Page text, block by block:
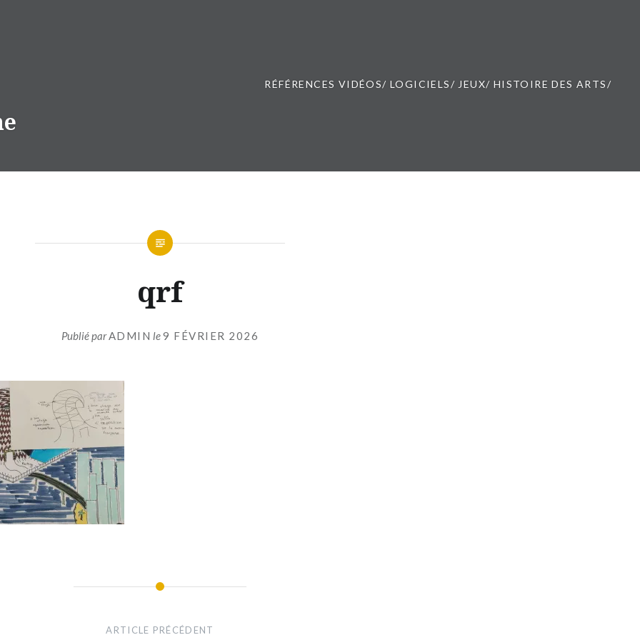
RÉFÉRENCES VIDÉOS/ LOGICIELS/ JEUX/ HISTOIRE DES ARTS/
qrf
Publié parADMIN le9 FÉVRIER 2026
ARTICLE PRÉCÉDENT